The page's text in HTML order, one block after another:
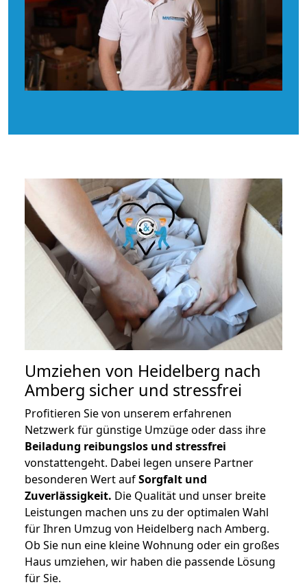
Umziehen von Heidelberg nach
Amberg sicher und stressfrei
Profitieren Sie von unserem erfahrenen
Netzwerk für günstige Umzüge oder dass ihre
Beiladung reibungslos und stressfrei
vonstattengeht. Dabei legen unsere Partner
besonderen Wert aufSorgfalt und
Zuverlässigkeit. Die Qualität und unser breite
Leistungen machen uns zu der optimalen Wahl
für Ihren Umzug von Heidelberg nach Amberg.
Ob Sie nun eine kleine Wohnung oder ein großes
Haus umziehen, wir haben die passende Lösung
für Sie.